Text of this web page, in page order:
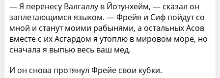
— Я перенесу Валгаллу в Йотунхейм, — сказал он
заплетающимся языком. — Фрейя и Сиф пойдут со
мной и станут моими рабынями, а остальных Асов
вместе с их Асгардом я утоплю в мировом море, но
сначала я выпью весь ваш мед.
И он снова протянул Фрейе свои кубки.